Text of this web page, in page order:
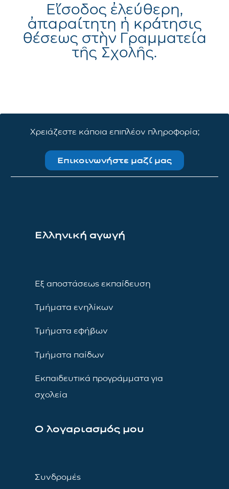
Εἴσοδος ἐλεύθερη,
ἀπαραίτητη ἡ κράτησις
θέσεως στὴν Γραμματεία
τῆς Σχολῆς.
Χρειάζεστε κάποια επιπλέον πληροφορία;
Επικοινωνήστε μαζί μας
Ελληνική αγωγή
Εξ αποστάσεως εκπαίδευση
Τμήματα ενηλίκων
Τμήματα εφήβων
Τμήματα παίδων
Εκπαιδευτικά προγράμματα για
σχολεία
Ο λογαριασμός μου
Συνδρομές